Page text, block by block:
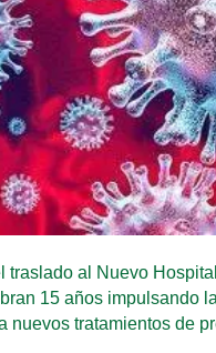
traslado al Nuevo
15 años impulsando
nuevos tratamientos de